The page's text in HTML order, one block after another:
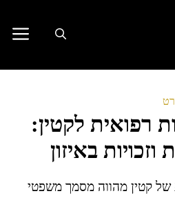
רפואית לקטין:
באיזון
של קטין מהווה מסמך משפטי